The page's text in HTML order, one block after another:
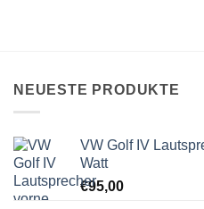
NEUESTE PRODUKTE
VW Golf IV
Watt
€95,00